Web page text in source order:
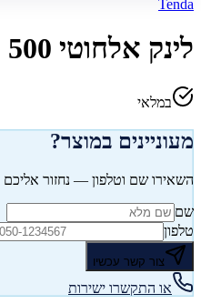
Tenda
לינק אלחוטי 500 מטר Tenda 2.4GHz
במלאי
מעוניינים במוצר?
השאירו שם וטלפון — נחזור
שם
טלפון
צור קשר עכשיו
או התקשרו ישירות